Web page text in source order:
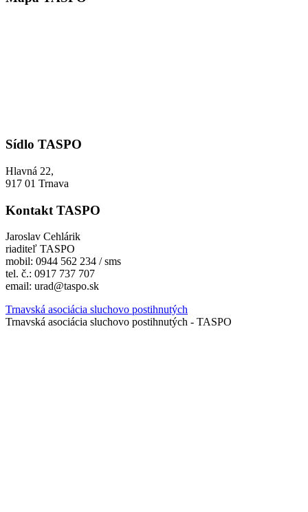
Sídlo TASPO
Hlavná 22,
917 01 Trnava
Kontakt TASPO
Jaroslav Cehlárik
riaditeľ TASPO
mobil: 0944 562 234 / sms
tel. č.: 0917 737 707
email: urad@taspo.sk
Trnavská asociácia sluchovo postihnutých
Trnavská asociácia sluchovo postihnutých - TASPO